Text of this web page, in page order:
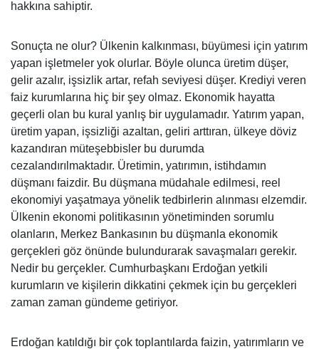
hakkına sahiptir.
Sonuçta ne olur? Ülkenin kalkınması, büyümesi için yatırım
yapan işletmeler yok olurlar. Böyle olunca üretim düşer,
gelir azalır, işsizlik artar, refah seviyesi düşer. Krediyi veren
faiz kurumlarına hiç bir şey olmaz. Ekonomik hayatta
geçerli olan bu kural yanlış bir uygulamadır. Yatırım yapan,
üretim yapan, işsizliği azaltan, geliri arttıran, ülkeye döviz
kazandıran müteşebbisler bu durumda
cezalandırılmaktadır. Üretimin, yatırımın, istihdamın
düşmanı faizdir. Bu düşmana müdahale edilmesi, reel
ekonomiyi yaşatmaya yönelik tedbirlerin alınması elzemdir.
Ülkenin ekonomi politikasının yönetiminden sorumlu
olanların, Merkez Bankasının bu düşmanla ekonomik
gerçekleri göz önünde bulundurarak savaşmaları gerekir.
Nedir bu gerçekler. Cumhurbaşkanı Erdoğan yetkili
kurumların ve kişilerin dikkatini çekmek için bu gerçekleri
zaman zaman gündeme getiriyor.
Erdoğan katıldığı bir çok toplantılarda faizin, yatırımların ve